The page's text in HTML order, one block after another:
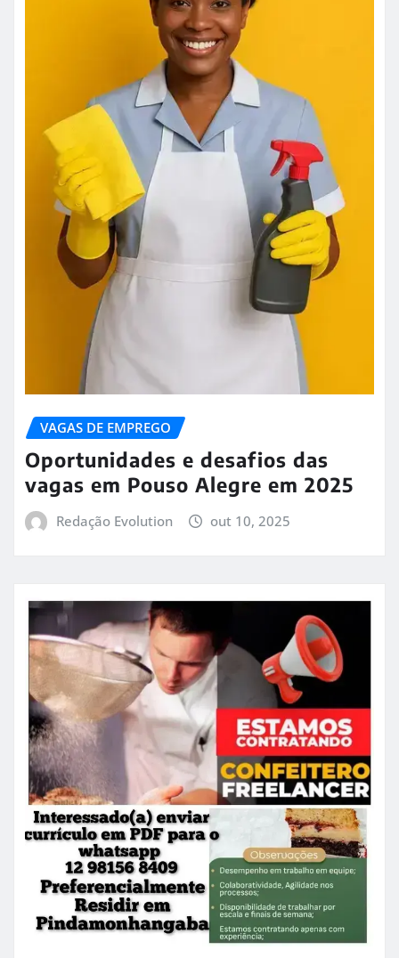
VAGAS DE EMPREGO
Oportunidades e desafios das
vagas em Pouso Alegre em 2025
Redação Evolution out 10, 2025